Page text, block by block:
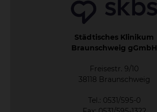
Städtisches Klinikum
Braunschweig gGmbH
Freisestr. 9/10
38118 Braunschweig
Tel.: 0531/595-0